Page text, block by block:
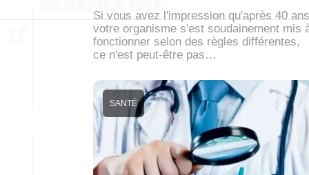
Si vous avez l'impression qu'après 40 ans
votre organisme s'est soudainement mis
fonctionner selon des règles différentes,
ce n'est peut-être pas…
SANTÉ